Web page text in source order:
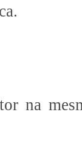
na